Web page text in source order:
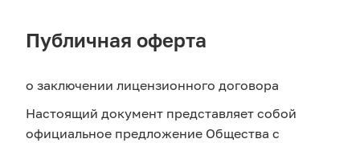
Публичная оферта
о заключении лицензионного договора
Настоящий документ представляет собой
официальное предложение Общества с